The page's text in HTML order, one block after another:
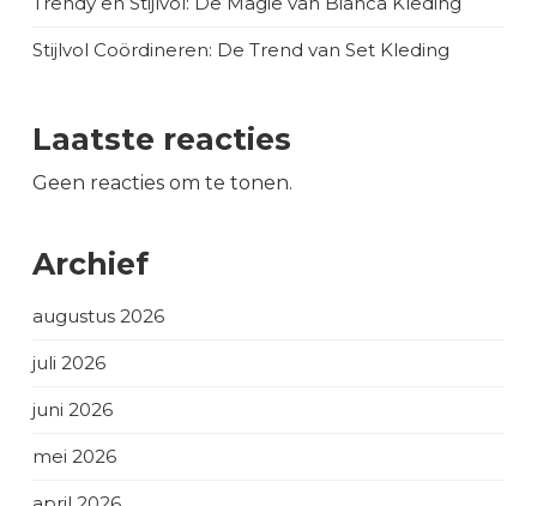
Stijlvol Coördineren: De Trend van Set Kleding
Laatste reacties
Geen reacties om te tonen.
Archief
augustus 2026
juli 2026
juni 2026
mei 2026